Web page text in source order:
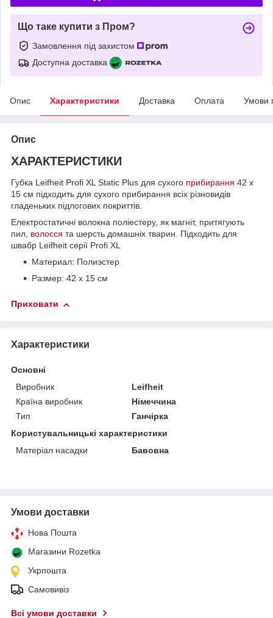
Що таке купити з Пром?
Замовлення під захистом
Доступна доставка
Опис Характеристики Доставка Оплата Умови
Опис
ХАРАКТЕРИСТИКИ
Губка Leifheit Profi XL Static Plus для сухого прибирання 42 х
15 см підходить для сухого прибирання всіх різновидів
гладеньких підлогових покриттів.
Електростатичні волокна поліестеру, як магніт, притягують
пил, волосся та шерсть домашніх тварин. Підходить для
швабр Leifheit серії Profi XL
Материал: Полиэстер
Размер: 42 х 15 см
Приховати
Характеристики
Основні
Виробник
Leifheit
Країна виробник
Німеччина
Тип
Ганчірка
Користувальницькі характеристики
Матеріал насадки
Бавовна
Умови доставки
Нова Пошта
Магазини Rozetka
Укрпошта
Самовивіз
Всі умови доставки